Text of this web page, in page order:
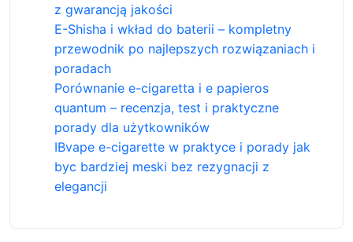
z gwarancją jakości
E-Shisha i wkład do baterii – kompletny
przewodnik po najlepszych rozwiązaniach i
poradach
Porównanie e-cigaretta i e papieros
quantum – recenzja, test i praktyczne
porady dla użytkowników
IBvape e-cigarette w praktyce i porady jak
byc bardziej meski bez rezygnacji z
elegancji